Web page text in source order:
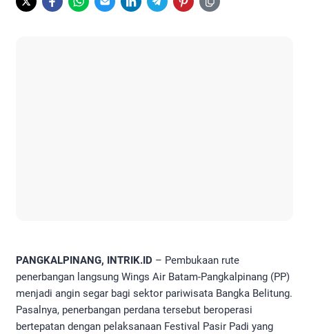
PANGKALPINANG, INTRIK.ID – Pembukaan rute
penerbangan langsung Wings Air Batam-Pangkalpinang (PP)
menjadi angin segar bagi sektor pariwisata Bangka Belitung.
Pasalnya, penerbangan perdana tersebut beroperasi
bertepatan dengan pelaksanaan Festival Pasir Padi yang